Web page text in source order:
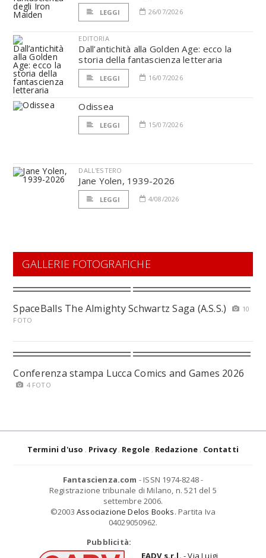
LEGGI 26/07/2026
EDITORIA
Dall’antichità alla Golden Age: ecco la
storia della fantascienza letteraria
LEGGI 16/07/2026
Odissea
LEGGI 15/07/2026
DALL'ESTERO
Jane Yolen, 1939-2026
LEGGI 4/08/2026
GALLERIE FOTOGRAFICHE
SpaceBalls The Almighty Schwartz Saga (A.S.S.)
10
FOTO
Conferenza stampa Lucca Comics and Games 2026
4 FOTO
Termini d'uso Privacy Regole Redazione Contatti
Fantascienza.com - ISSN 1974-8248 -
Registrazione tribunale di Milano, n. 521 del 5
settembre 2006.
©2003 Associazione Delos Books. Partita Iva
04029050962.
Pubblicità:
EADV s.r.l. - Via Luigi